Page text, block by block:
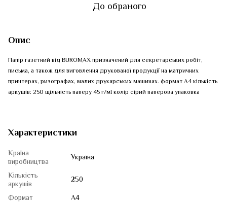
До обраного
Опис
Папір газетний від BUROMAX призначений для секретарських робіт,
письма, а також для виговлення друкованої продукції на матричних
принтерах, ризографах, малих друкарських машинах. формат А4 кількість
аркушів: 250 щільність паперу 45 г/мІ колір сірий паперова упаковка
Характеристики
Країна
виробництва
Україна
Кількість
аркушів
250
Формат
A4